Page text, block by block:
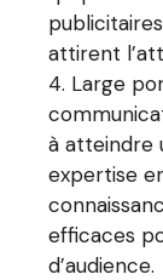
attirent
Large
à atteindre
expertise
efficaces
d’audience.